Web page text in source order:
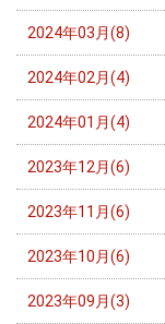
2024年03月(8)
2024年02月(4)
2024年01月(4)
2023年12月(6)
2023年11月(6)
2023年10月(6)
2023年09月(3)